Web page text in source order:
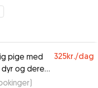
pige med
og deres
325kr./dag
)